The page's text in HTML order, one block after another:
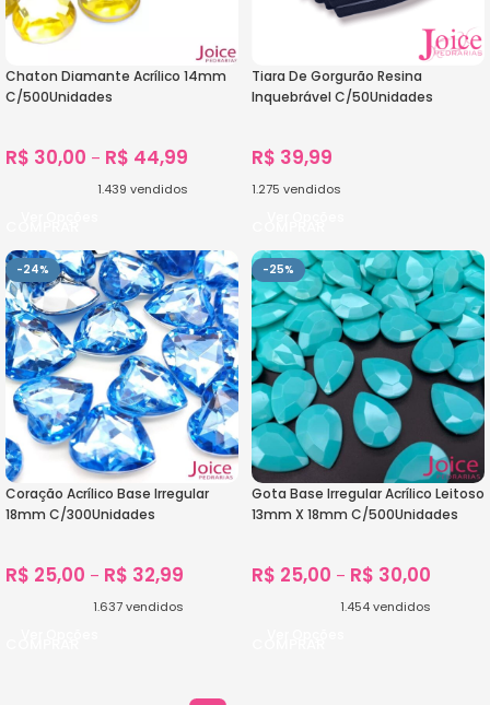
Chaton Diamante Acrílico 14mm
C/500Unidades
R$ 30,00 – R$ 44,99
1.439 vendidos
Tiara De Gorgurão Resina
Inquebrável C/50Unidades
R$ 39,99
1.275 vendidos
-24%
Coração Acrílico Base Irregular
18mm C/300Unidades
R$ 25,00 – R$ 32,99
1.637vendidos
-25%
Gota Base Irregular Acrílico Leitoso
13mm X 18mm C/500Unidades
R$ 25,00 – R$ 30,00
1.454vendidos